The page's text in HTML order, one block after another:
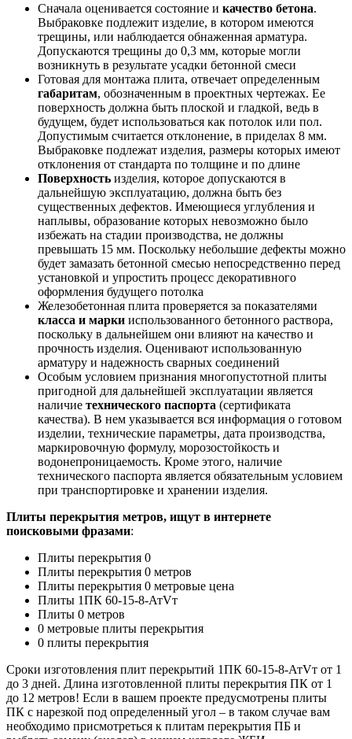
Сначала оценивается состояние и качество бетона.
Выбраковке подлежит изделие, в котором имеются
трещины, или наблюдается обнаженная арматура.
Допускаются трещины до 0,3 мм, которые могли
возникнуть в результате усадки бетонной смеси
Готовая для монтажа плита, отвечает определенным
габаритам, обозначенным в проектных чертежах. Ее
поверхность должна быть плоской и гладкой, ведь в
будущем, будет использоваться как потолок или пол.
Допустимым считается отклонение, в приделах 8 мм.
Выбраковке подлежат изделия, размеры которых имеют
отклонения от стандарта по толщине и по длине
Поверхность изделия, которое допускаются в
дальнейшую эксплуатацию, должна быть без
существенных дефектов. Имеющиеся углубления и
наплывы, образование которых невозможно было
избежать на стадии производства, не должны
превышать 15 мм. Поскольку небольшие дефекты можно
будет замазать бетонной смесью непосредственно перед
установкой и упростить процесс декоративного
оформления будущего потолка
Железобетонная плита проверяется за показателями
класса и марки использованного бетонного раствора,
поскольку в дальнейшем они влияют на качество и
прочность изделия. Оценивают использованную
арматуру и надежность сварных соединений
Особым условием признания многопустотной плиты
пригодной для дальнейшей эксплуатации является
наличие технического паспорта (сертификата
качества). В нем указывается вся информация о готовом
изделии, технические параметры, дата производства,
маркировочную формулу, морозостойкость и
водонепроницаемость. Кроме этого, наличие
технического паспорта является обязательным условием
при транспортировке и хранении изделия.
Плиты перекрытия метров, ищут в интернете
поисковыми фразами:
Плиты перекрытия 0
Плиты перекрытия 0 метров
Плиты перекрытия 0 метровые цена
Плиты 1ПК 60-15-8-АтVт
Плиты 0 метров
0 метровые плиты перекрытия
0 плиты перекрытия
Сроки изготовления плит перекрытий 1ПК 60-15-8-АтVт от 1
до 3 дней. Длина изготовленной плиты перекрытия ПК от 1
до 12 метров! Если в вашем проекте предусмотрены плиты
ПК с нарезкой под определенный угол – в таком случае вам
необходимо присмотреться к плитам перекрытия ПБ и